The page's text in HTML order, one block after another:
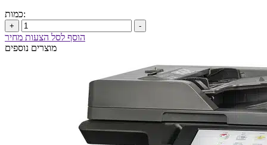
כמות:
+ -
הוסף לסל הצעות מחיר
מוצרים נוספים